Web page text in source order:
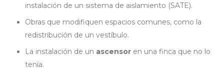
instalación de un sistema de aislamiento (SATE).
Obras que modifiquen espacios comunes, como la
redistribución de un vestíbulo.
La instalación de un ascensor en una finca que no lo
tenía.